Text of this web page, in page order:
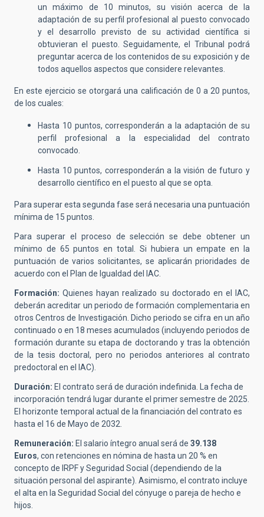
un máximo de 10 minutos, su visión acerca de la
adaptación de su perfil profesional al puesto convocado
y el desarrollo previsto de su actividad científica si
obtuvieran el puesto. Seguidamente, el Tribunal podrá
preguntar acerca de los contenidos de su exposición y de
todos aquellos aspectos que considere relevantes.
En este ejercicio se otorgará una calificación de 0 a 20 puntos,
de los cuales:
Hasta 10 puntos, corresponderán a la adaptación de su
perfil profesional a la especialidad del contrato
convocado.
Hasta 10 puntos, corresponderán a la visión de futuro y
desarrollo científico en el puesto al que se opta.
Para superar esta segunda fase será necesaria una puntuación
mínima de 15 puntos.
Para superar el proceso de selección se debe obtener un
mínimo de 65 puntos en total. Si hubiera un empate en la
puntuación de varios solicitantes, se aplicarán prioridades de
acuerdo con el Plan de Igualdad del IAC.
Formación: Quienes hayan realizado su doctorado en el IAC,
deberán acreditar un periodo de formación complementaria en
otros Centros de Investigación. Dicho periodo se cifra en un año
continuado o en 18 meses acumulados (incluyendo periodos de
formación durante su etapa de doctorando y tras la obtención
de la tesis doctoral, pero no periodos anteriores al contrato
predoctoral en el IAC).
Duración: El contrato será de duración indefinida. La fecha de
incorporación tendrá lugar durante el primer semestre de 2025.
El horizonte temporal actual de la financiación del contrato es
hasta el 16 de Mayo de 2032.
Remuneración: El salario íntegro anual será de 39.138
Euros, con retenciones en nómina de hasta un 20 % en
concepto de IRPF y Seguridad Social (dependiendo de la
situación personal del aspirante). Asimismo, el contrato incluye
el alta en la Seguridad Social del cónyuge o pareja de hecho e
hijos.